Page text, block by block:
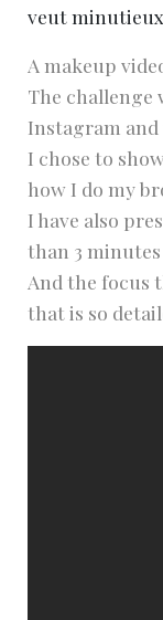
veut
A makeup
The challenge
Instagram
I chose to
how I do my
I have also
than 3
And the focus
that is so